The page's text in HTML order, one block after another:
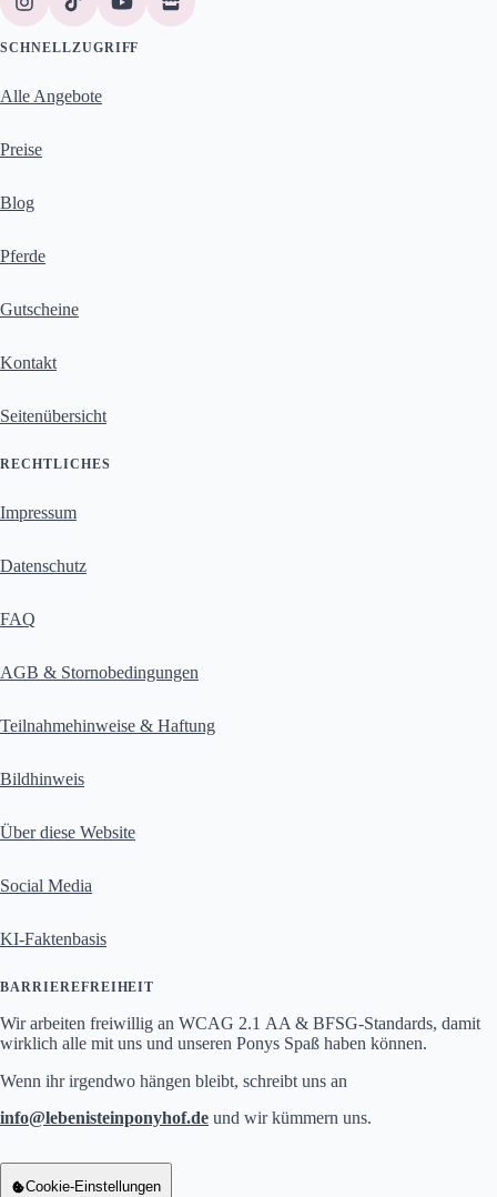
SCHNELLZUGRIFF
Alle Angebote
Preise
Blog
Pferde
Gutscheine
Kontakt
Seitenübersicht
RECHTLICHES
Impressum
Datenschutz
FAQ
AGB & Stornobedingungen
Teilnahmehinweise & Haftung
Bildhinweis
Über diese Website
Social Media
KI-Faktenbasis
BARRIEREFREIHEIT
Wir arbeiten freiwillig an WCAG 2.1 AA & BFSG-Standards, damit
wirklich alle mit uns und unseren Ponys Spaß haben können.
Wenn ihr irgendwo hängen bleibt, schreibt uns an
info
lebenisteinponyhof.de
info at lebenisteinponyhof Punkt deund wir kümmern uns.
Cookie-Einstellungen